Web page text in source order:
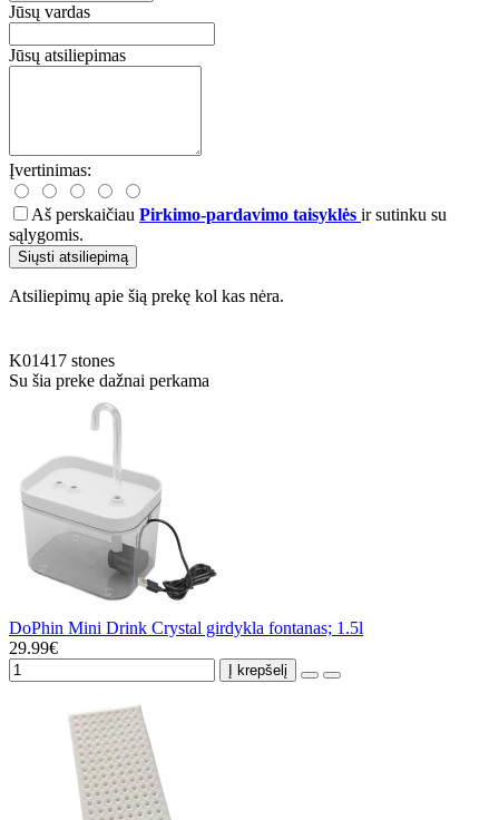
Jūsų vardas
Jūsų atsiliepimas
Įvertinimas:
Aš perskaičiau Pirkimo-pardavimo taisyklės ir sutinku su
sąlygomis.
Siųsti atsiliepimą
Atsiliepimų apie šią prekę kol kas nėra.
K01417 stones
Su šia preke dažnai perkama
DoPhin Mini Drink Crystal girdykla fontanas; 1.5l
29.99€
Į krepšelį